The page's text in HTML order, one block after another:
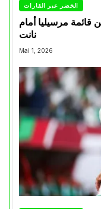
الخضر عبر القارات
قائمة مرسيليا أمام
نانت
Mai 1, 2026